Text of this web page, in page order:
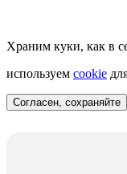
Храним куки, как в
используем cookie
Согласен, сохраняйте